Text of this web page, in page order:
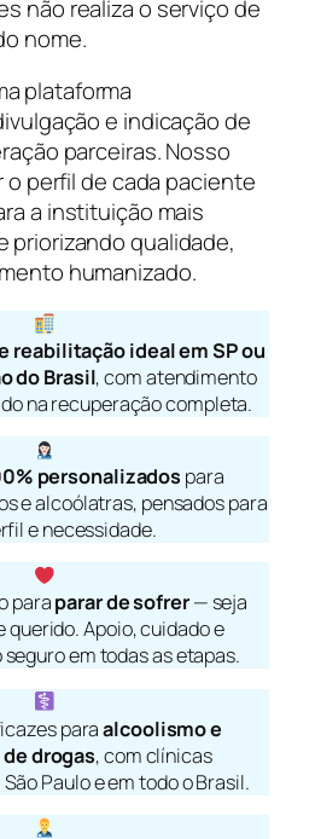
não realiza o serviço de
nome.
plataforma
e indicação de
parceiras. Nosso
o perfil de cada paciente
a instituição mais
priorizando qualidade,
humanizado.
reabilitação ideal em SP ou
do Brasil, com atendimento
na recuperação completa.
personalizados para
e alcoólatras, pensados para
e necessidade.
paraparar de sofrer— seja
querido. Apoio, cuidado e
em todas as etapas.
paraalcoolismo e
drogas, com clínicas
Paulo e em todo o Brasil.